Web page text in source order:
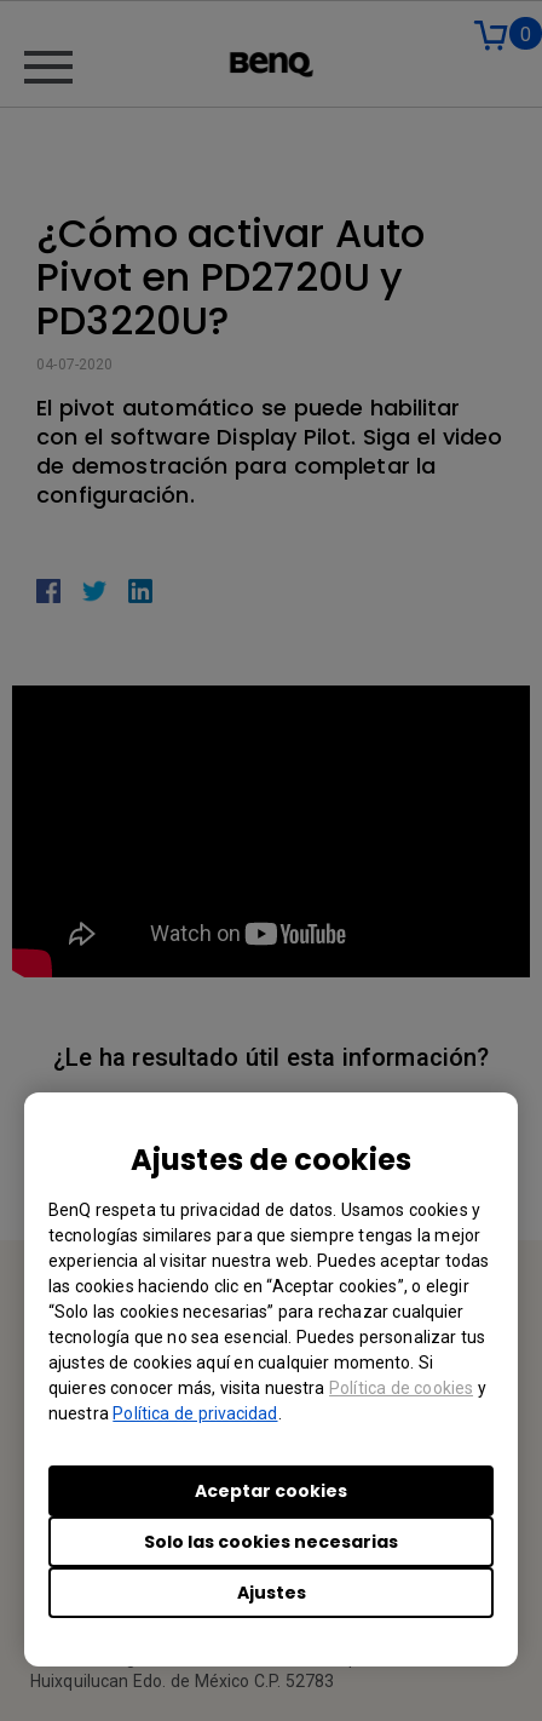
Ajustes de cookies
BenQ respeta tu privacidad de datos. Usamos cookies y
tecnologías similares para que siempre tengas la mejor
experiencia al visitar nuestra web. Puedes aceptar todas
las cookies haciendo clic en “Aceptar cookies”, o elegir
“Solo las cookies necesarias” para rechazar cualquier
tecnología que no sea esencial. Puedes personalizar tus
ajustes de cookies aquí en cualquier momento. Si
quieres conocer más, visita nuestra Política de cookies y
nuestraPolítica de privacidad
Ajustes
Solo las cookies necesarias
Aceptar cookies
0
¿Cómo activar Auto
Pivot en PD2720U y
PD3220U?
04-07-2020
El pivot automático se puede habilitar
con el software Display Pilot. Siga el video
de demostración para completar la
configuración.
¿Le ha resultado útil esta información?
CONTÁCTENOS
Nos encantaría saber de usted.
Tu Oficina Local
Huixquilucan Edo. de México C.P. 52783